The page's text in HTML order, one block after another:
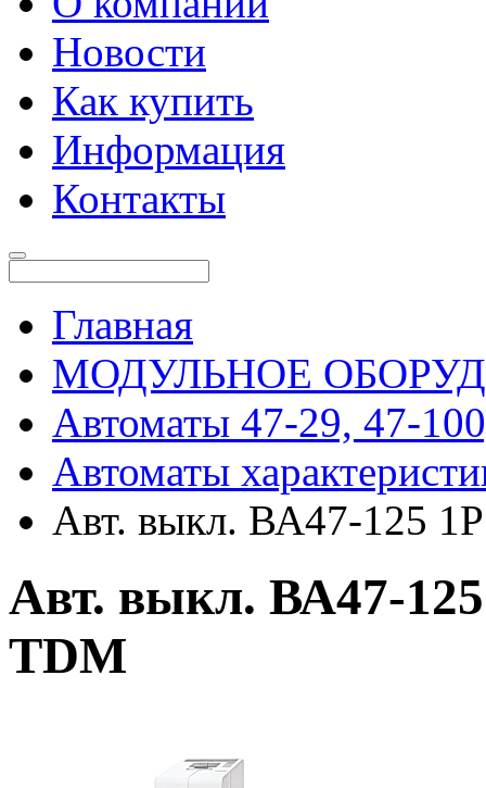
Новости
Как купить
Информация
Контакты
Главная
МОДУЛЬНОЕ
Автоматы 47-29, 47-
Автоматы
Авт. выкл. ВА47-125
Авт. выкл. ВА47-
TDM